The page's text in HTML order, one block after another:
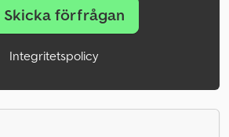
Skicka förfrågan
Integritetspolicy